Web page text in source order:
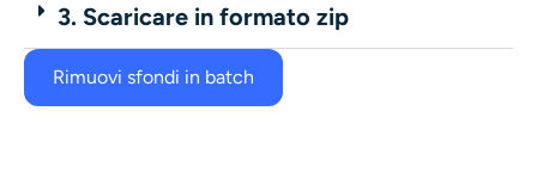
3. Scaricare in formato zip
Rimuovi sfondi in batch